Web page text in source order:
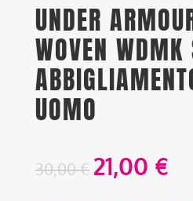
UNDER
WOVEN WDMK
UOMO
30,00€ 21,00 €